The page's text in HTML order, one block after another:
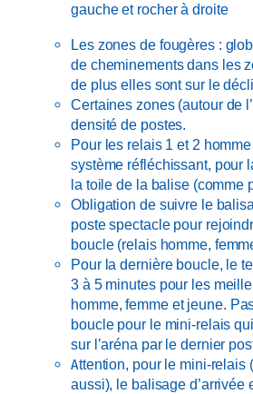
gauche et rocher à droite
Les zones de fougères :
de cheminements dans les
de plus elles sont sur le
Certaines zones (autour de
densité de postes.
Pour les relais 1 et 2
système réfléchissant, pour
la toile de la balise (comme
Obligation de suivre le
poste spectacle pour
boucle (relais homme,
Pour la dernière boucle, le
3 à 5 minutes pour les
homme, femme et jeune.
boucle pour le mini-relais
sur l’aréna par le dernier
Attention, pour le mini-relais
aussi), le balisage d’arrivée